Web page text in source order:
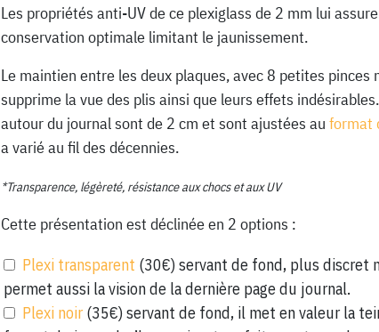
Les propriétés anti-UV de ce plexiglass de 2 mm lui
conservation optimale limitant le jaunissement.
Le maintien entre les deux plaques, avec 8 petites pinces
supprime la vue des plis ainsi que leurs effets
autour du journal sont de 2 cm et sont ajustées au format
a varié au fil des décennies.
*Transparence, légèreté, résistance aux chocs et aux UV
Cette présentation est déclinée en 2 options :
Plexi transparent (30€) servant de fond, plus discret
permet aussi la vision de la dernière page du journal.
Plexi noir (35€) servant de fond, il met en valeur la